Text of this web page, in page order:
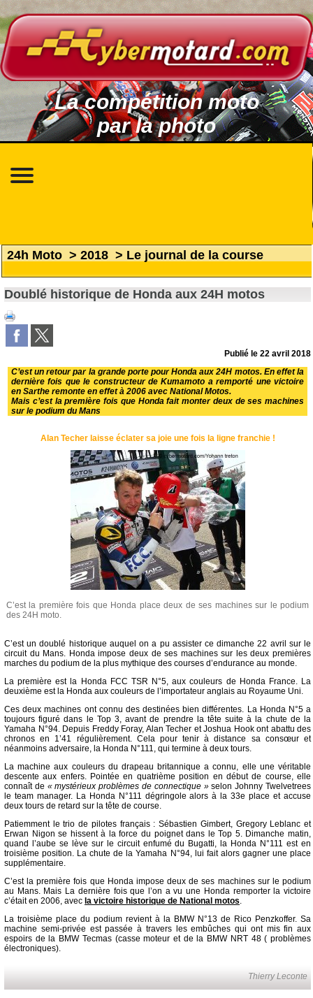
La compétition moto
par la photo
24h Moto > 2018 > Le journal de la course
Doublé historique de Honda aux 24H motos
Publié le22 avril 2018
C’est un retour par la grande porte pour Honda aux 24H motos. En effet la
dernière fois que le constructeur de Kumamoto a remporté une victoire
en Sarthe remonte en effet à 2006 avec National Motos.
Mais c’est la première fois que Honda fait monter deux de ses machines
sur le podium du Mans
Alan Techer laisse éclater sa joie une fois la ligne franchie !
C’est la première fois que Honda place deux de ses machines sur le podium
des 24H moto.
C’est un doublé historique auquel on a pu assister ce dimanche 22 avril sur le
circuit du Mans. Honda impose deux de ses machines sur les deux premières
marches du podium de la plus mythique des courses d’endurance au monde.
La première est la Honda FCC TSR N°5, aux couleurs de Honda France. La
deuxième est la Honda aux couleurs de l’importateur anglais au Royaume Uni.
Ces deux machines ont connu des destinées bien différentes. La Honda N°5 a
toujours figuré dans le Top 3, avant de prendre la tête suite à la chute de la
Yamaha N°94. Depuis Freddy Foray, Alan Techer et Joshua Hook ont abattu des
chronos en 1’41 régulièrement. Cela pour tenir à distance sa consœur et
néanmoins adversaire, la Honda N°111, qui termine à deux tours.
La machine aux couleurs du drapeau britannique a connu, elle une véritable
descente aux enfers. Pointée en quatrième position en début de course, elle
connaît de « mystérieux problèmes de connectique »selon Johnny Twelvetrees
le team manager. La Honda N°111 dégringole alors à la 33e place et accuse
deux tours de retard sur la tête de course.
Patiemment le trio de pilotes français : Sébastien Gimbert, Gregory Leblanc et
Erwan Nigon se hissent à la force du poignet dans le Top 5. Dimanche matin,
quand l’aube se lève sur le circuit enfumé du Bugatti, la Honda N°111 est en
troisième position. La chute de la Yamaha N°94, lui fait alors gagner une place
supplémentaire.
C’est la première fois que Honda impose deux de ses machines sur le podium
au Mans. Mais La dernière fois que l’on a vu une Honda remporter la victoire
c’était en 2006, avec la victoire historique de National motos.
La troisième place du podium revient à la BMW N°13 de Rico Penzkoffer. Sa
machine semi-privée est passée à travers les embûches qui ont mis fin aux
espoirs de la BMW Tecmas (casse moteur et de la BMW NRT 48 ( problèmes
électroniques).
Thierry Leconte